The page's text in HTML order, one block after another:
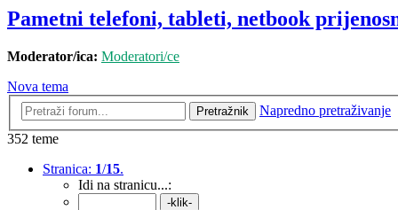
Pametni telefoni, tableti, netbook
Moderator/ica: Moderatori/ce
Nova tema
Pretražnik
Napredno pretraživanje
352 teme
Stranica: 1/15.
Idi na stranicu...: